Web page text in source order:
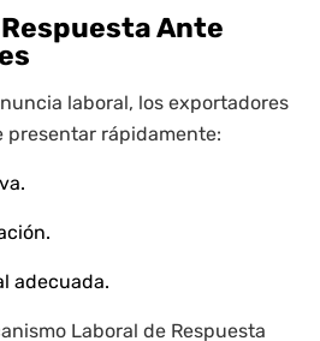
Ante
laboral, los exportadores
presentar rápidamente:
adecuada.
Laboral de Respuesta